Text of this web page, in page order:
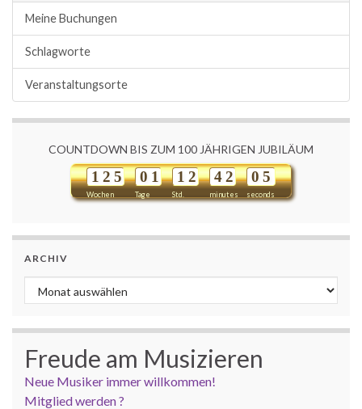
Meine Buchungen
Schlagworte
Veranstaltungsorte
COUNTDOWN BIS ZUM 100 JÄHRIGEN JUBILÄUM
Wochen
1 2 5
Tage
0 1
Std.
1 2
minutes
42
seconds
0 5
ARCHIV
Archiv
Freude am Musizieren
Neue Musiker immer willkommen!
Mitglied werden ?